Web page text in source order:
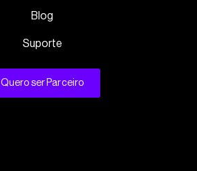
Blog
Suporte
Quero ser Parceiro